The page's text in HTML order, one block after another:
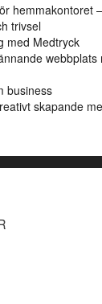
hemmakontoret
trivsel
med Medtryck
webbplats
business
skapande